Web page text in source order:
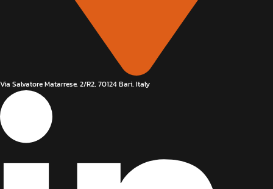
Via Salvatore Matarrese, 2/R2, 70124 Bari, Italy